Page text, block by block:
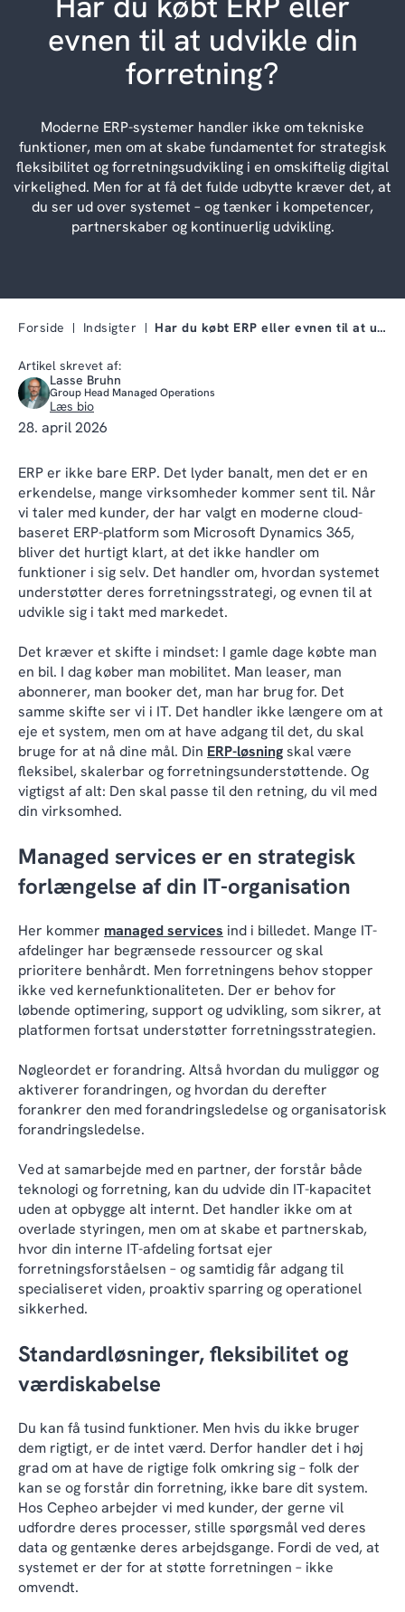
evnen til at udvikle din
forretning?
Moderne ERP-systemer handler ikke om tekniske
funktioner, men om at skabe fundamentet for strategisk
fleksibilitet og forretningsudvikling i en omskiftelig digital
virkelighed. Men for at få det fulde udbytte kræver det, at
du ser ud over systemet – og tænker i kompetencer,
partnerskaber og kontinuerlig udvikling.
Forside Indsigter Har du købt ERP eller evnen til at udvikle din for…
Artikel skrevet af:
Lasse Bruhn
Group Head Managed Operations
Læs bio
28. april 2026
ERP er ikke bare ERP. Det lyder banalt, men det er en
erkendelse, mange virksomheder kommer sent til. Når
vi taler med kunder, der har valgt en moderne cloud-
baseret ERP-platform som Microsoft Dynamics 365,
bliver det hurtigt klart, at det ikke handler om
funktioner i sig selv. Det handler om, hvordan systemet
understøtter deres forretningsstrategi, og evnen til at
udvikle sig i takt med markedet.
Det kræver et skifte i mindset: I gamle dage købte man
en bil. I dag køber man mobilitet. Man leaser, man
abonnerer, man booker det, man har brug for. Det
samme skifte ser vi i IT. Det handler ikke længere om at
eje et system, men om at have adgang til det, du skal
bruge for at nå dine mål. Din ERP-løsningskal være
fleksibel, skalerbar og forretningsunderstøttende. Og
vigtigst af alt: Den skal passe til den retning, du vil med
din virksomhed.
Managed services er en strategisk
forlængelse af din IT-organisation
Her kommer managed services ind i billedet. Mange IT-
afdelinger har begrænsede ressourcer og skal
prioritere benhårdt. Men forretningens behov stopper
ikke ved kernefunktionaliteten. Der er behov for
løbende optimering, support og udvikling, som sikrer, at
platformen fortsat understøtter forretningsstrategien.
Nøgleordet er forandring. Altså hvordan du muliggør og
aktiverer forandringen, og hvordan du derefter
forankrer den med forandringsledelse og organisatorisk
forandringsledelse.
Ved at samarbejde med en partner, der forstår både
teknologi og forretning, kan du udvide din IT-kapacitet
uden at opbygge alt internt. Det handler ikke om at
overlade styringen, men om at skabe et partnerskab,
hvor din interne IT-afdeling fortsat ejer
forretningsforståelsen – og samtidig får adgang til
specialiseret viden, proaktiv sparring og operationel
sikkerhed.
Standardløsninger, fleksibilitet og
værdiskabelse
Du kan få tusind funktioner. Men hvis du ikke bruger
dem rigtigt, er de intet værd. Derfor handler det i høj
grad om at have de rigtige folk omkring sig – folk der
kan se og forstår din forretning, ikke bare dit system.
Hos Cepheo arbejder vi med kunder, der gerne vil
udfordre deres processer, stille spørgsmål ved deres
data og gentænke deres arbejdsgange. Fordi de ved, at
systemet er der for at støtte forretningen – ikke
omvendt.